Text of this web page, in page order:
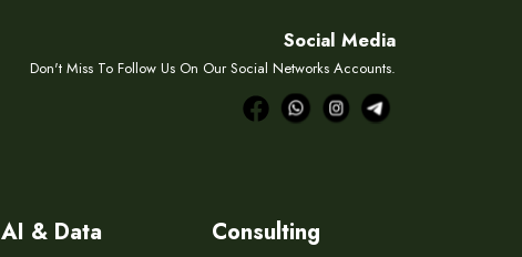
Social Media
Don't Miss To Follow Us On Our Social Networks Accounts.
AI & Data Consulting